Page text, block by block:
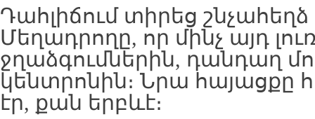
Դահլիճում տիրեց շնչահեղձ
Մեղադրողը, որ մինչ այդ
ջղաձգումներին, դանդաղ
կենտրոնին։ Նրա հայացքը
էր, քան երբևէ։